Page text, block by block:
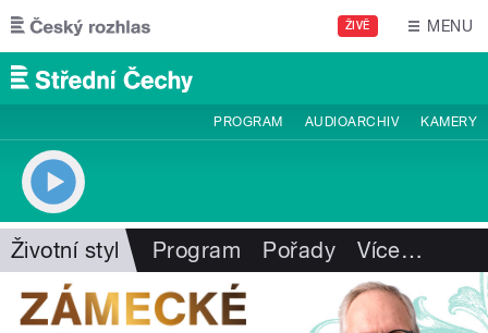
Přejít k hlavnímu obsahu
ŽIVĚ MENU
PROGRAM AUDIOARCHIV KAMERY
Životní styl Program Pořady Více…